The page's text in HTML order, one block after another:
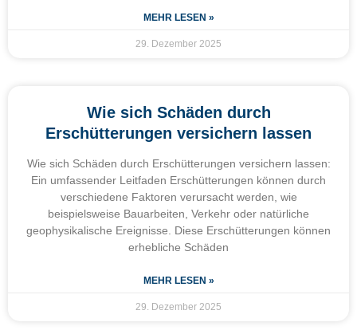
MEHR LESEN »
29. Dezember 2025
Wie sich Schäden durch
Erschütterungen versichern lassen
Wie sich Schäden durch Erschütterungen versichern lassen:
Ein umfassender Leitfaden Erschütterungen können durch
verschiedene Faktoren verursacht werden, wie
beispielsweise Bauarbeiten, Verkehr oder natürliche
geophysikalische Ereignisse. Diese Erschütterungen können
erhebliche Schäden
MEHR LESEN »
29. Dezember 2025